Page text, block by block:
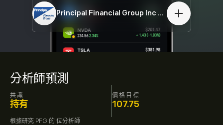
分析師預測
共識
持有
價格目標
107.75
根據研究 PFG 的 位分析師
Principal Financial Group Inc PFG